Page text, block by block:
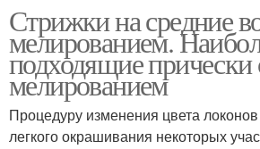
Стрижки на средние
мелированием.
подходящие прически
мелированием
Процедуру изменения цвета
легкого окрашивания некоторых